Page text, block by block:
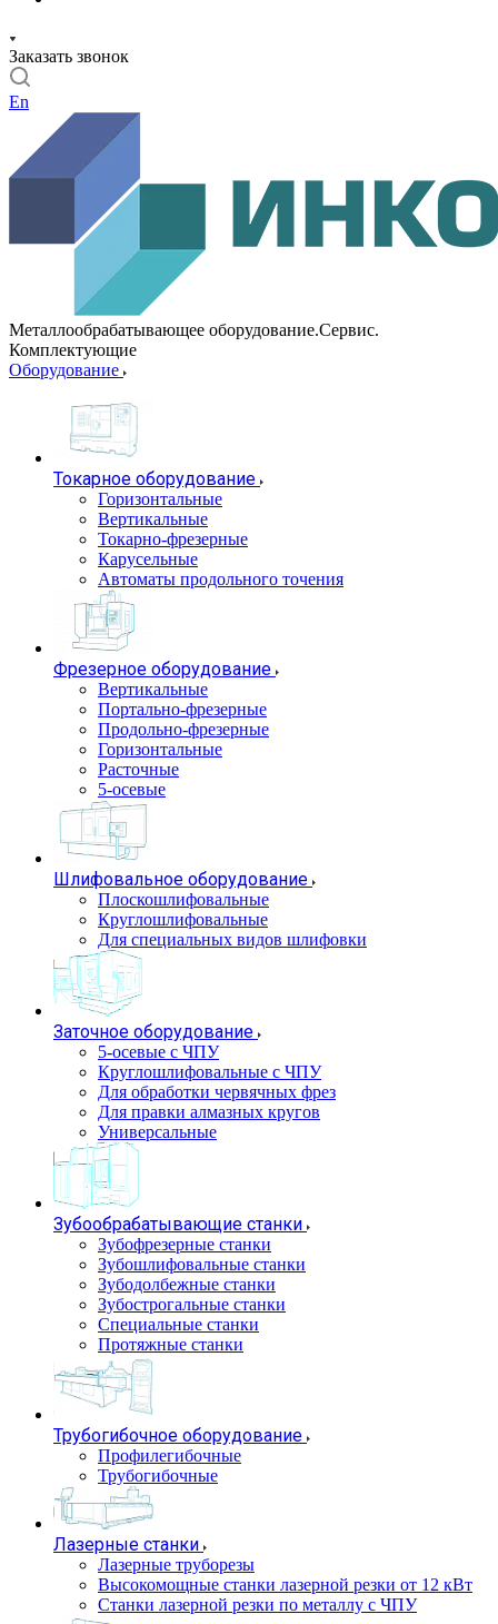
Заказать звонок
En
Металлообрабатывающее оборудование.Сервис.
Комплектующие
Оборудование
Токарное оборудование
Горизонтальные
Вертикальные
Токарно-фрезерные
Карусельные
Автоматы продольного точения
Фрезерное оборудование
Вертикальные
Портально-фрезерные
Продольно-фрезерные
Горизонтальные
Расточные
5-осевые
Шлифовальное оборудование
Плоскошлифовальные
Круглошлифовальные
Для специальных видов шлифовки
Заточное оборудование
5-осевые с ЧПУ
Круглошлифовальные с ЧПУ
Для обработки червячных фрез
Для правки алмазных кругов
Универсальные
Зубообрабатывающие станки
Зубофрезерные станки
Зубошлифовальные станки
Зубодолбежные станки
Зубострогальные станки
Специальные станки
Протяжные станки
Трубогибочное оборудование
Профилегибочные
Трубогибочные
Лазерные станки
Лазерные труборезы
Высокомощные станки лазерной резки от 12 кВт
Станки лазерной резки по металлу с ЧПУ